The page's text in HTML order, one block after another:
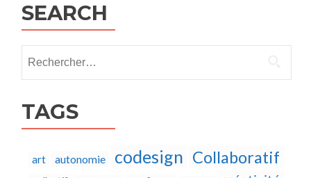
SEARCH
TAGS
art autonomie codesign Collaboratif